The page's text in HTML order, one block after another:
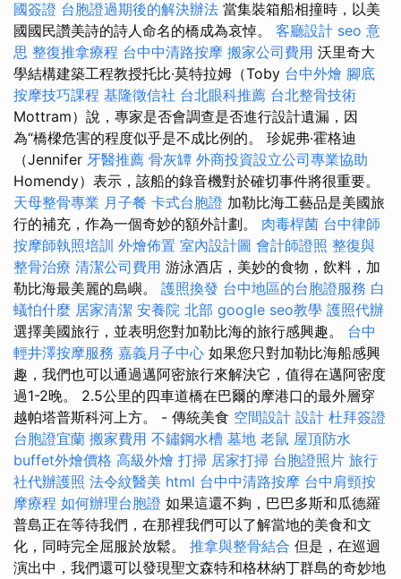
國簽證 台胞證過期後的解決辦法 當集裝箱船相撞時，以美
國國民讚美詩的詩人命名的橋成為哀悼。 客廳設計 seo 意
思 整復推拿療程 台中中清路按摩 搬家公司費用 沃里奇大
學結構建築工程教授托比·莫特拉姆（Toby 台中外燴 腳底
按摩技巧課程 基隆徵信社 台北眼科推薦 台北整骨技術
Mottram）說，專家是否會調查是否進行設計遺漏，因
為“橋樑危害的程度似乎是不成比例的。 珍妮弗·霍格迪
（Jennifer 牙醫推薦 骨灰罈 外商投資設立公司專業協助
Homendy）表示，該船的錄音機對於確切事件將很重要。
天母整骨專業 月子餐 卡式台胞證 加勒比海工藝品是美國旅
行的補充，作為一個奇妙的額外計劃。 肉毒桿菌 台中律師
按摩師執照培訓 外燴佈置 室內設計圖 會計師證照 整復與
整骨治療 清潔公司費用 游泳酒店，美妙的食物，飲料，加
勒比海最美麗的島嶼。 護照換發 台中地區的台胞證服務 白
蟻怕什麼 居家清潔 安養院 北部 google seo教學 護照代辦
選擇美國旅行，並表明您對加勒比海的旅行感興趣。 台中
輕井澤按摩服務 嘉義月子中心 如果您只對加勒比海船感興
趣，我們也可以通過邁阿密旅行來解決它，值得在邁阿密度
過1-2晚。 2.5公里的四車道橋在巴爾的摩港口的最外層穿
越帕塔普斯科河上方。 - 傳統美食 空間設計 設計 杜拜簽證
台胞證宜蘭 搬家費用 不鏽鋼水槽 墓地 老鼠 屋頂防水
buffet外燴價格 高級外燴 打掃 居家打掃 台胞證照片 旅行
社代辦護照 法令紋醫美 html 台中中清路按摩 台中肩頸按
摩療程 如何辦理台胞證 如果這還不夠，巴巴多斯和瓜德羅
普島正在等待我們，在那裡我們可以了解當地的美食和文
化，同時完全屈服於放鬆。 推拿與整骨結合 但是，在巡迴
演出中，我們還可以發現聖文森特和格林納丁群島的奇妙地